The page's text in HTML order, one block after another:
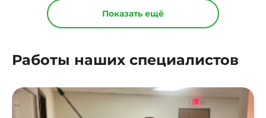
Показать ещё
Работы наших специалистов